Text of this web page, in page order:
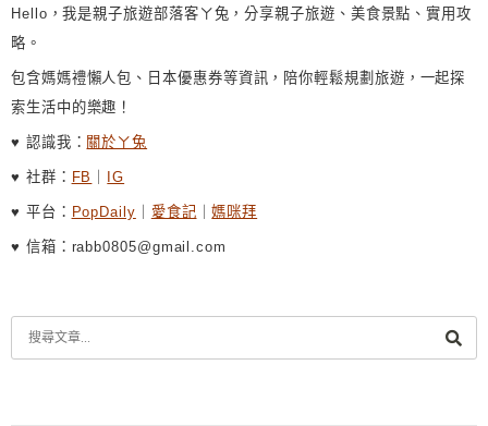
Hello，我是親子旅遊部落客ㄚ兔，分享親子旅遊、美食景點、實用攻
略。
包含媽媽禮懶人包、日本優惠券等資訊，陪你輕鬆規劃旅遊，一起探
索生活中的樂趣！
♥ 認識我： 關於ㄚ兔
♥ 社群： FB IG
♥ 平台： PopDaily 愛食記 ｜媽咪拜
♥ 信箱：rabb0805@gmail.com